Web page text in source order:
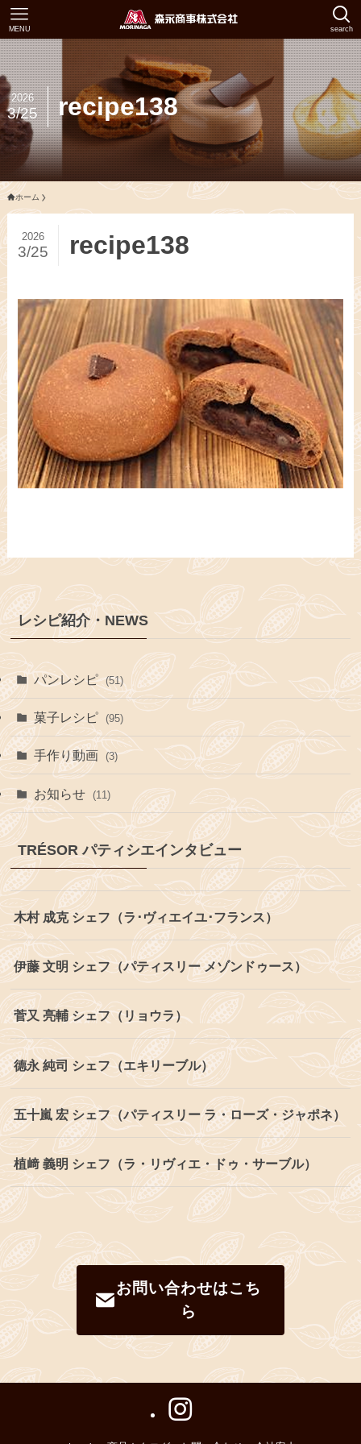
search
MENU
recipe138
2026
3/25
ホーム
recipe138
2026
3/25
レシピ紹介・NEWS
パンレシピ (51)
菓子レシピ (95)
手作り動画 (3)
お知らせ (11)
TRÉSOR パティシエインタビュー
木村 成克 シェフ（ラ･ヴィエイユ･フランス）
伊藤 文明 シェフ（パティスリー メゾンドゥース）
菅又 亮輔 シェフ（リョウラ）
德永 純司 シェフ（エキリーブル）
五十嵐 宏 シェフ（パティスリー ラ・ローズ・ジャポネ）
植﨑 義明 シェフ（ラ・リヴィエ・ドゥ・サーブル）
お問い合わせはこち
ら